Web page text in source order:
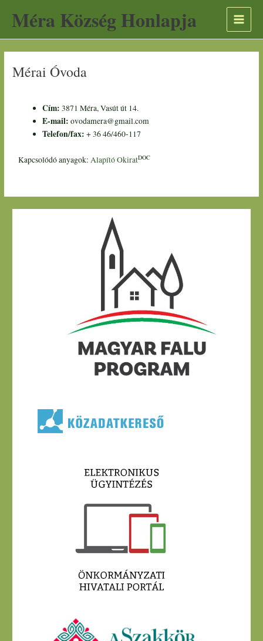
Méra Község Honlapja
Mérai Óvoda
Cím: 3871 Méra, Vasút út 14.
E-mail: ovodamera@gmail.com
Telefon/fax: + 36 46/460-117
Kapcsolódó anyagok:Alapító OkiratDOC
c
h
í
to